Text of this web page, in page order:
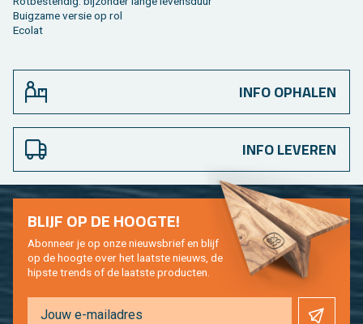
Buig­za­me ver­sie op rol
Eco­lat
INFO OPHALEN
INFO LEVEREN
BLIJF OP DE HOOG­TE!
Abon­neer je op onze nieuws­brief en blijf
op de hoog­te over het laat­ste nieuws, de
hip­s­te trends of de laat­ste pro­duc­ten.